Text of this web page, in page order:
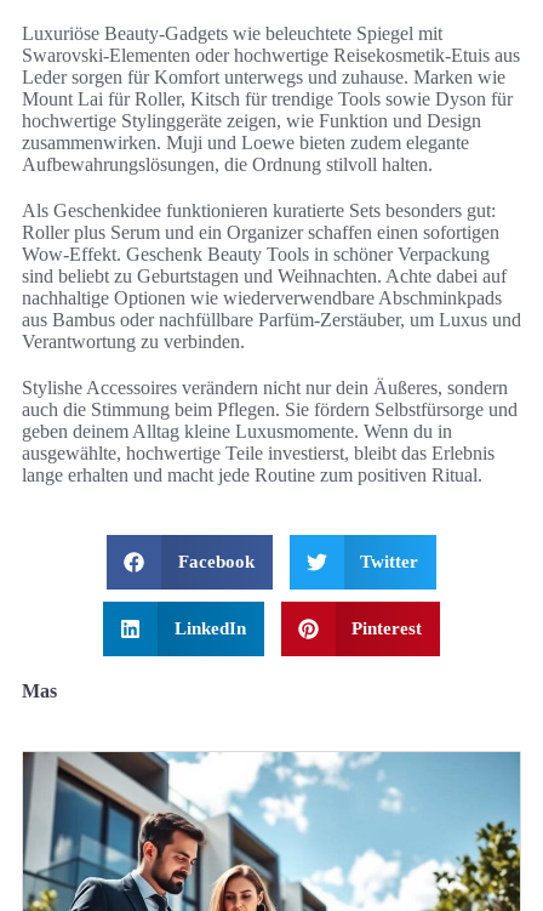
Luxuriöse Beauty-Gadgets wie beleuchtete Spiegel mit
Swarovski-Elementen oder hochwertige Reisekosmetik-Etuis aus
Leder sorgen für Komfort unterwegs und zuhause. Marken wie
Mount Lai für Roller, Kitsch für trendige Tools sowie Dyson für
hochwertige Stylinggeräte zeigen, wie Funktion und Design
zusammenwirken. Muji und Loewe bieten zudem elegante
Aufbewahrungslösungen, die Ordnung stilvoll halten.
Als Geschenkidee funktionieren kuratierte Sets besonders gut:
Roller plus Serum und ein Organizer schaffen einen sofortigen
Wow-Effekt. Geschenk Beauty Tools in schöner Verpackung
sind beliebt zu Geburtstagen und Weihnachten. Achte dabei auf
nachhaltige Optionen wie wiederverwendbare Abschminkpads
aus Bambus oder nachfüllbare Parfüm-Zerstäuber, um Luxus und
Verantwortung zu verbinden.
Stylishe Accessoires verändern nicht nur dein Äußeres, sondern
auch die Stimmung beim Pflegen. Sie fördern Selbstfürsorge und
geben deinem Alltag kleine Luxusmomente. Wenn du in
ausgewählte, hochwertige Teile investierst, bleibt das Erlebnis
lange erhalten und macht jede Routine zum positiven Ritual.
Facebook Twitter
LinkedIn Pinterest
Mas